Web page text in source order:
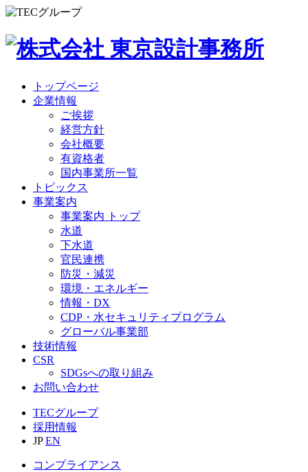
トップページ
企業情報
ご挨拶
経営方針
会社概要
有資格者
国内事業所一覧
トピックス
事業案内
事業案内 トップ
水道
下水道
官民連携
防災・減災
環境・エネルギー
情報・DX
CDP・水セキュリティプログラム
グローバル事業部
技術情報
CSR
SDGsへの取り組み
お問い合わせ
TECグループ
採用情報
JP EN
コンプライアンス